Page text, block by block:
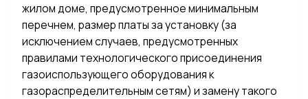
жилом доме, предусмотренное минимальным
перечнем, размер платы за установку (за
исключением случаев, предусмотренных
правилами технологического присоединения
газоиспользующего оборудования к
газораспределительным сетям) и замену такого